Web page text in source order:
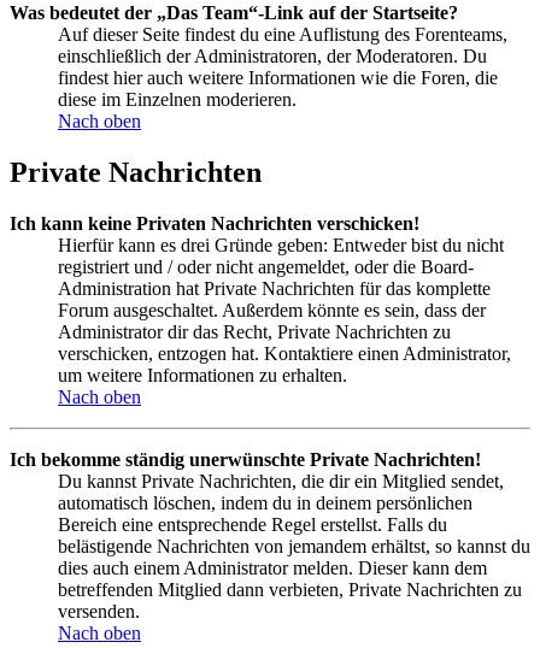
Was bedeutet der „Das Team“-Link auf der Startseite?
Auf dieser Seite findest du eine Auflistung des Forenteams,
einschließlich der Administratoren, der Moderatoren. Du
findest hier auch weitere Informationen wie die Foren, die
diese im Einzelnen moderieren.
Nach oben
Private Nachrichten
Ich kann keine Privaten Nachrichten verschicken!
Hierfür kann es drei Gründe geben: Entweder bist du nicht
registriert und / oder nicht angemeldet, oder die Board-
Administration hat Private Nachrichten für das komplette
Forum ausgeschaltet. Außerdem könnte es sein, dass der
Administrator dir das Recht, Private Nachrichten zu
verschicken, entzogen hat. Kontaktiere einen Administrator,
um weitere Informationen zu erhalten.
Nach oben
Ich bekomme ständig unerwünschte Private Nachrichten!
Du kannst Private Nachrichten, die dir ein Mitglied sendet,
automatisch löschen, indem du in deinem persönlichen
Bereich eine entsprechende Regel erstellst. Falls du
belästigende Nachrichten von jemandem erhältst, so kannst du
dies auch einem Administrator melden. Dieser kann dem
betreffenden Mitglied dann verbieten, Private Nachrichten zu
versenden.
Nach oben